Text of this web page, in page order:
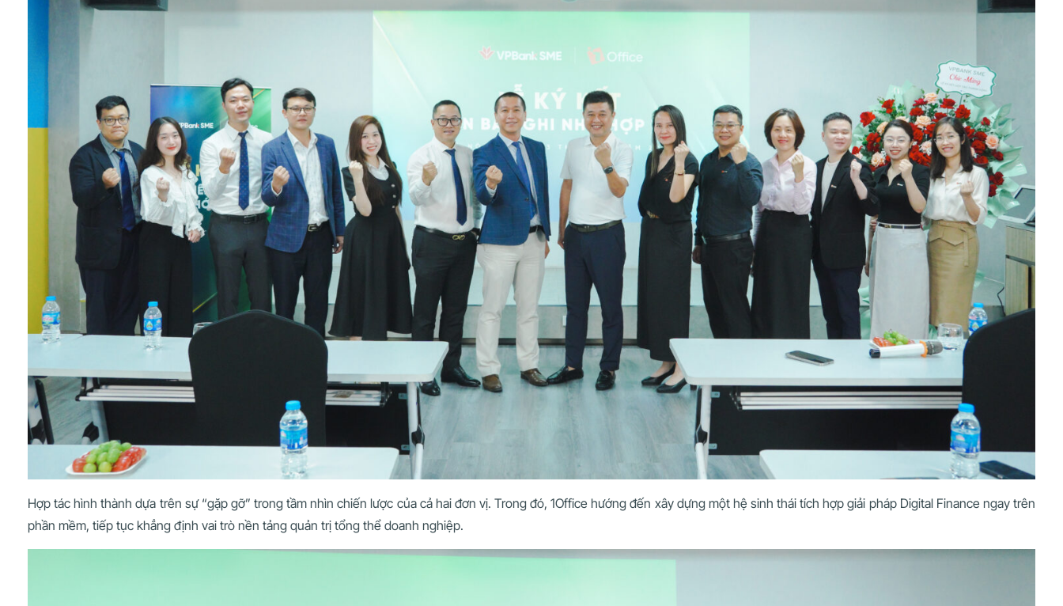
Hợp tác hình thành dựa trên sự “gặp gỡ” trong tầm nhìn chiến lược của cả hai đơn vị. Trong đó, 1Office hướng đến xây dựng một hệ sinh thái tích hợp giải pháp Digital Finance ngay trên
phần mềm, tiếp tục khẳng định vai trò nền tảng quản trị tổng thể doanh nghiệp.